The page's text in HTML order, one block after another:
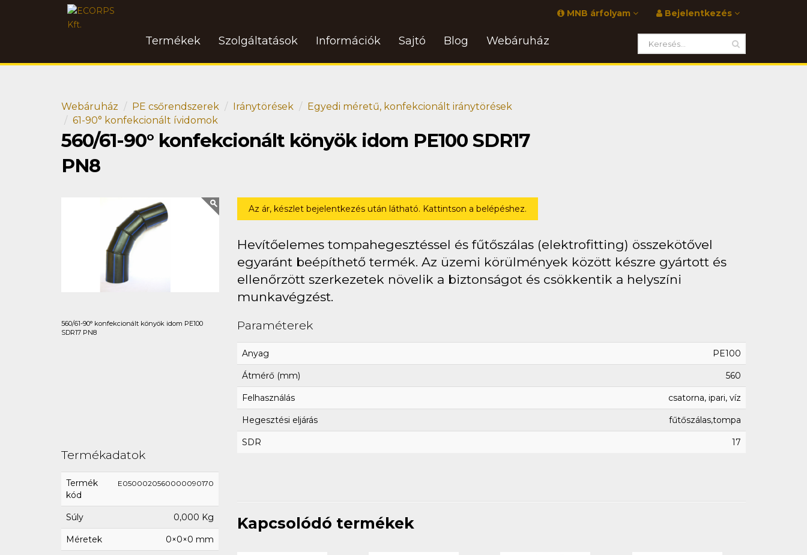
Bejelentkezés
MNB árfolyam
Termékek Szolgáltatások Információk Sajtó Blog Webáruház
Webáruház PE csőrendszerek Iránytörések
Egyedi méretű, konfekcionált iránytörések
61-90° konfekcionált ívidomok
560/61-90° konfekcionált könyök idom PE100 SDR17
PN8
560/61-90° konfekcionált könyök idom PE100
SDR17 PN8
Az ár, készlet bejelentkezés után látható. Kattintson a belépéshez.
Hevítőelemes tompahegesztéssel és fűtőszálas (elektrofitting) összekötővel
egyaránt beépíthető termék. Az üzemi körülmények között készre gyártott és
ellenőrzött szerkezetek növelik a biztonságot és csökkentik a helyszíni
munkavégzést.
Paraméterek
Anyag PE100
Átmérő (mm) 560
Felhasználás csatorna, ipari, víz
Hegesztési eljárás fűtőszálas,tompa
SDR 17
Termékadatok
Termék
kód
E0500020560000090170
Súly 0,000 Kg
Méretek 0×0×0 mm
Kapcsolódó termékek